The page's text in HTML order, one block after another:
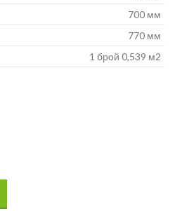
700 мм
770 мм
1 брой 0,539 м2